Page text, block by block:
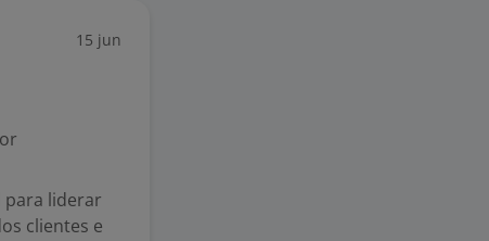
15 jun
para liderar
clientes e